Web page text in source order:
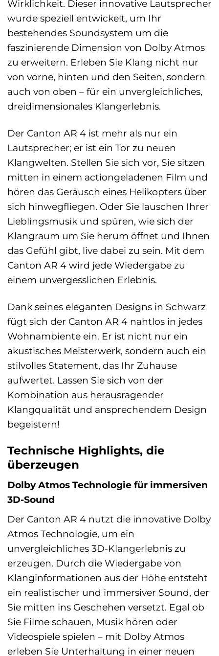
Wirklichkeit. Dieser innovative Lautsprecher
wurde speziell entwickelt, um Ihr
bestehendes Soundsystem um die
faszinierende Dimension von Dolby Atmos
zu erweitern. Erleben Sie Klang nicht nur
von vorne, hinten und den Seiten, sondern
auch von oben – für ein unvergleichliches,
dreidimensionales Klangerlebnis.
Der Canton AR 4 ist mehr als nur ein
Lautsprecher; er ist ein Tor zu neuen
Klangwelten. Stellen Sie sich vor, Sie sitzen
mitten in einem actiongeladenen Film und
hören das Geräusch eines Helikopters über
sich hinwegfliegen. Oder Sie lauschen Ihrer
Lieblingsmusik und spüren, wie sich der
Klangraum um Sie herum öffnet und Ihnen
das Gefühl gibt, live dabei zu sein. Mit dem
Canton AR 4 wird jede Wiedergabe zu
einem unvergesslichen Erlebnis.
Dank seines eleganten Designs in Schwarz
fügt sich der Canton AR 4 nahtlos in jedes
Wohnambiente ein. Er ist nicht nur ein
akustisches Meisterwerk, sondern auch ein
stilvolles Statement, das Ihr Zuhause
aufwertet. Lassen Sie sich von der
Kombination aus herausragender
Klangqualität und ansprechendem Design
begeistern!
Technische Highlights, die
überzeugen
Dolby Atmos Technologie für immersiven
3D-Sound
Der Canton AR 4 nutzt die innovative Dolby
Atmos Technologie, um ein
unvergleichliches 3D-Klangerlebnis zu
erzeugen. Durch die Wiedergabe von
Klanginformationen aus der Höhe entsteht
ein realistischer und immersiver Sound, der
Sie mitten ins Geschehen versetzt. Egal ob
Sie Filme schauen, Musik hören oder
Videospiele spielen – mit Dolby Atmos
erleben Sie Unterhaltung in einer neuen